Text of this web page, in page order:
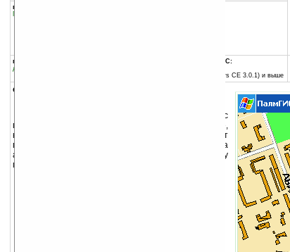
группы программы:
Путешествия, навигация
программа:
демоверсия
совместима с Pocket PC:
Pocket PC 2002 (Windows CE 3.0.1) и выше
описание:
ПалмГИСGPS поможет Вам познакомиться с
городом, ориентироваться в незнакомом районе,
найти на карте нужную улицу, дом или любой объект
городской инфрастуктуры, спланировать поездку на
автомобиле, проехать на автомобиле к нужному
месту.